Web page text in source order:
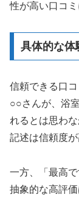
性が高い口コ
具体的な体
信頼できる口
○○さんが、浴
れるとは思わ
記述は信頼度が
一方、「最高
抽象的な高評